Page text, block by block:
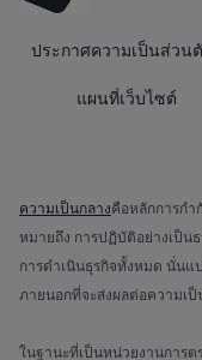
ประกาศความเป็นส่วน
แผนที่เว็บไซต์
ความเป็นกลางคือหลักการกำ
หมายถึง การปฏิบัติอย่างเป็น
การดำเนินธุรกิจทั้งหมด นั่นแ
ภายนอกที่จะส่งผลต่อความเ
ในฐานะที่เป็นหน่วยงานการต